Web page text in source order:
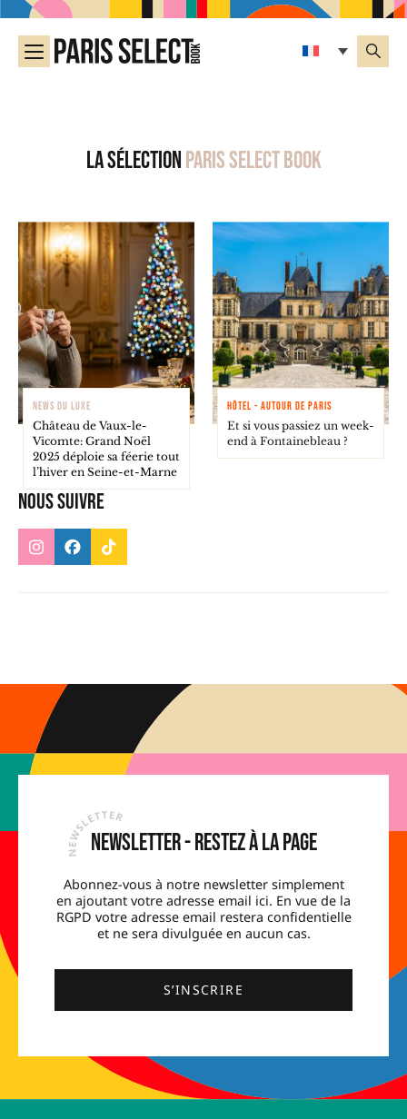
La sélectionParis Select Book
Nous suivre
NEWS DU LUXE
Château de Vaux-le-
Vicomte: Grand Noël
2025 déploie sa féerie tout
l’hiver en Seine-et-Marne
HÔTEL - AUTOUR DE PARIS
Et si vous passiez un week-
end à Fontainebleau ?
Newsletter - Restez à la page
Abonnez-vous à notre newsletter simplement
en ajoutant votre adresse email ici. En vue de la
RGPD votre adresse email restera confidentielle
et ne sera divulguée en aucun cas.
S’INSCRIRE